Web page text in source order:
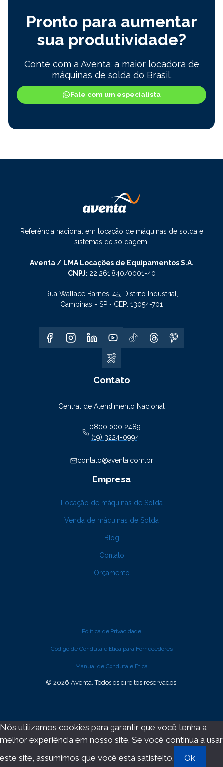
Pronto para aumentar
sua produtividade?
Conte com a Aventa: a maior locadora de
máquinas de solda do Brasil.
Fale com um especialista
Referência nacional em locação de máquinas de solda e
sistemas de soldagem.
Aventa / LMA Locações de Equipamentos S.A.
CNPJ: 22.261.840/0001-40
Rua Wallace Barnes, 45, Distrito Industrial,
Campinas - SP - CEP: 13054-701
Contato
Central de Atendimento Nacional
0800 000 2489
(19) 3224-0994
contato@aventa.com.br
Empresa
Locação de máquinas de Solda
Venda de máquinas de Solda
Blog
Contato
Orçamento
© 2026 Aventa. Todos os direitos reservados.
Política de Privacidade
Código de Conduta e Ética para Fornecedores
Manual de Conduta e Ética
Nós utilizamos cookies para garantir que você tenha a
melhor experiência em nosso site. Se você continua a usar
este site, assumimos que você está satisfeito.
Ok